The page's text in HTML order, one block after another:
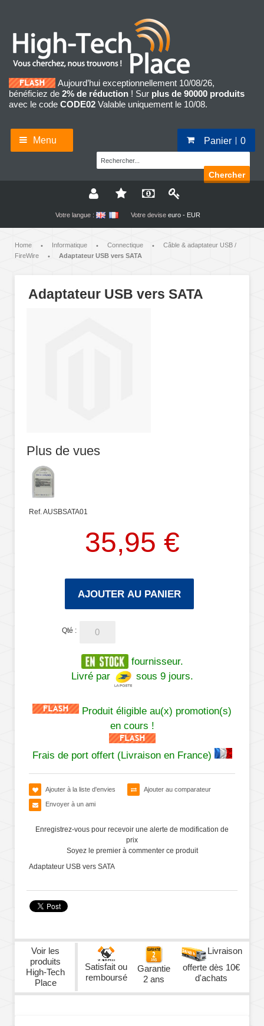
Aujourd’hui exceptionnellement 10/08/26,
bénéficiez de 2% de réduction ! Sur plus de 90000 produits
avec le code CODE02 Valable uniquement le 10/08.
Menu Panier 0
Chercher
Votre langue : Votre devise euro - EUR
Home • Informatique • Connectique •
Câble & adaptateur USB /
FireWire
• Adaptateur USB vers SATA
Adaptateur USB vers SATA
Plus de vues
Ref. AUSBSATA01
35,95 €
AJOUTER AU PANIER
Qté :
fournisseur.
Livré par
sous 9 jours.
Produit éligible au(x) promotion(s)
en cours !
Frais de port offert (Livraison en France)
Ajouter à la liste d'envies Ajouter au comparateur
Envoyer à un ami
Enregistrez-vous pour recevoir une alerte de modification de
prix
Soyez le premier à commenter ce produit
Adaptateur USB vers SATA
Voir les
produits
High-Tech
Place
Satisfait ou
remboursé
Garantie
2 ans
Livraison
offerte dès 10€
d'achats